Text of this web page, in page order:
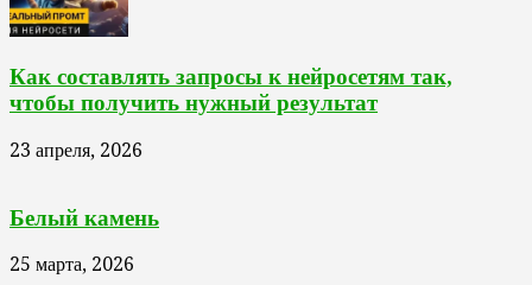
Как составлять запросы к нейросетям так,
чтобы получить нужный результат
23 апреля, 2026
Белый камень
25 марта, 2026